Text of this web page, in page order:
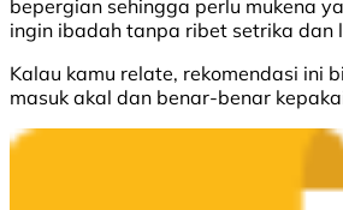
bepergian sehingga perlu mukena
ingin ibadah tanpa ribet setrika dan
Kalau kamu relate, rekomendasi ini
masuk akal dan benar-benar